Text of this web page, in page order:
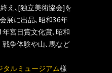
え､[独立美術協会]を
展に出品､昭和36年
宮日賞文化賞､昭和
争体験や山､馬など
タルミュージアム様